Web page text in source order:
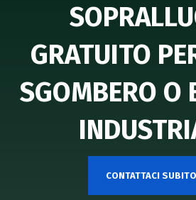
GRATUITO
SGOMBERO O
CONTATTACI SUBITO